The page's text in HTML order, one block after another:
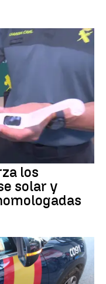
los
solar y